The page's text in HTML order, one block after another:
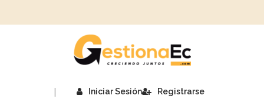
Iniciar Sesión
| Registrarse